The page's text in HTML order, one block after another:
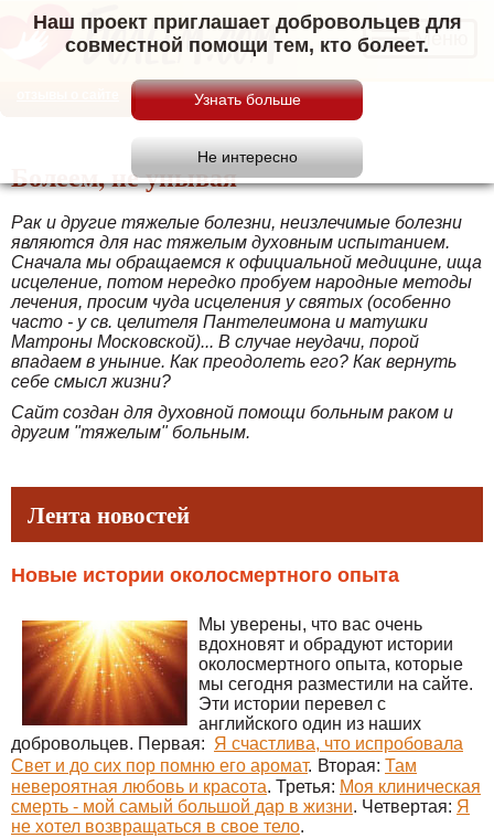
Наш проект приглашает добровольцев для
совместной помощи тем, кто болеет.Меню
Болеем, не унывая
Рак и другие тяжелые болезни, неизлечимые болезни
являются для нас тяжелым духовным испытанием.
Сначала мы обращаемся к официальной медицине, ища
исцеление, потом нередко пробуем народные методы
лечения, просим чуда исцеления у святых (особенно
часто - у св. целителя Пантелеимона и матушки
Матроны Московской)... В случае неудачи, порой
впадаем в уныние. Как преодолеть его? Как вернуть
себе смысл жизни?
Сайт создан для духовной помощи больным раком и
другим "тяжелым" больным.
Лента новостей
Новые истории околосмертного опыта
Мы уверены, что вас очень
вдохновят и обрадуют истории
околосмертного опыта, которые
мы сегодня разместили на сайте.
Эти истории перевел с
английского один из наших
добровольцев. Первая: Я счастлива, что испробовала
Свет и до сих пор помню его аромат. Вторая: Там
невероятная любовь и красота. Третья: Моя клиническая
смерть - мой самый большой дар в жизни. Четвертая: Я
не хотел возвращаться в свое тело.